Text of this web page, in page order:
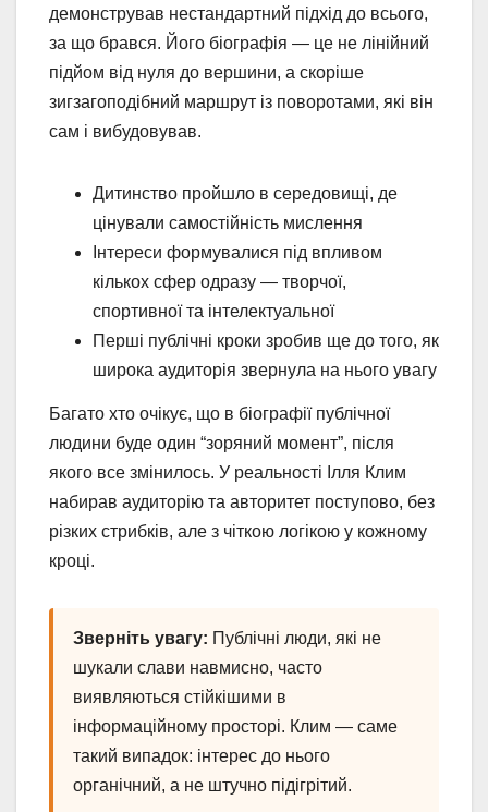
демонстрував нестандартний підхід до всього,
за що брався. Його біографія — це не лінійний
підйом від нуля до вершини, а скоріше
зигзагоподібний маршрут із поворотами, які він
сам і вибудовував.
Дитинство пройшло в середовищі, де
цінували самостійність мислення
Інтереси формувалися під впливом
кількох сфер одразу — творчої,
спортивної та інтелектуальної
Перші публічні кроки зробив ще до того, як
широка аудиторія звернула на нього увагу
Багато хто очікує, що в біографії публічної
людини буде один “зоряний момент”, після
якого все змінилось. У реальності Ілля Клим
набирав аудиторію та авторитет поступово, без
різких стрибків, але з чіткою логікою у кожному
кроці.
Зверніть увагу: Публічні люди, які не
шукали слави навмисно, часто
виявляються стійкішими в
інформаційному просторі. Клим — саме
такий випадок: інтерес до нього
органічний, а не штучно підігрітий.